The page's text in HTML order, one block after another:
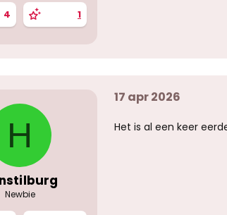
4 1
H
Newbie
17 apr 2026
Het is al een keer